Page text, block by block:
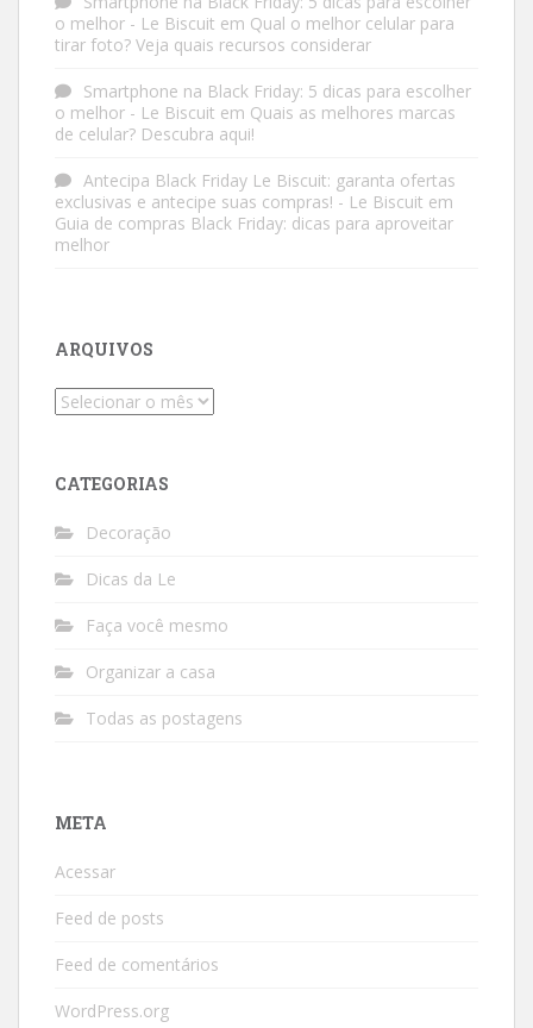
o melhor - Le Biscuit em Qual o melhor celular para
tirar foto? Veja quais recursos considerar
Smartphone na Black Friday: 5 dicas para escolher
o melhor - Le Biscuit em Quais as melhores marcas
de celular? Descubra aqui!
Antecipa Black Friday Le Biscuit: garanta ofertas
exclusivas e antecipe suas compras! - Le Biscuit em
Guia de compras Black Friday: dicas para aproveitar
melhor
ARQUIVOS
Arquivos
CATEGORIAS
Decoração
Dicas da Le
Faça você mesmo
Organizar a casa
Todas as postagens
META
Acessar
Feed de posts
Feed de comentários
WordPress.org